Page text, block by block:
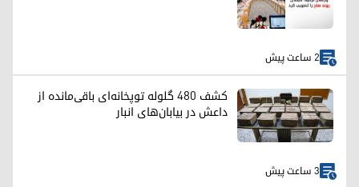
2 ساعت پیش
کشف ۴۸۰ گلوله توپخانه‌ای باقی‌مانده از
داعش در بیابان‌های انبار
3 ساعت پیش